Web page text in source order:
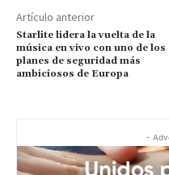
Artículo anterior
Starlite lidera la vuelta de la
música en vivo con uno de los
planes de seguridad más
ambiciosos de Europa
-